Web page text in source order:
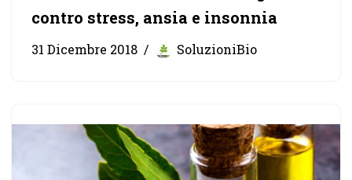
contro stress, ansia e insonnia
31 Dicembre 2018 SoluzioniBio